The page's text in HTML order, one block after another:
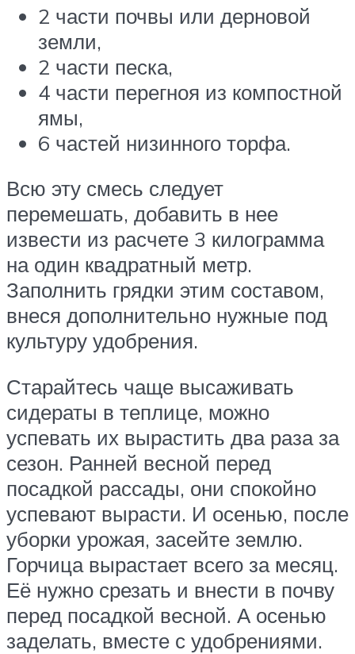
2 части почвы или дерновой
земли,
2 части песка,
4 части перегноя из компостной
ямы,
6 частей низинного торфа.
Всю эту смесь следует
перемешать, добавить в нее
извести из расчете 3 килограмма
на один квадратный метр.
Заполнить грядки этим составом,
внеся дополнительно нужные под
культуру удобрения.
Старайтесь чаще высаживать
сидераты в теплице, можно
успевать их вырастить два раза за
сезон. Ранней весной перед
посадкой рассады, они спокойно
успевают вырасти. И осенью, после
уборки урожая, засейте землю.
Горчица вырастает всего за месяц.
Её нужно срезать и внести в почву
перед посадкой весной. А осенью
заделать, вместе с удобрениями.